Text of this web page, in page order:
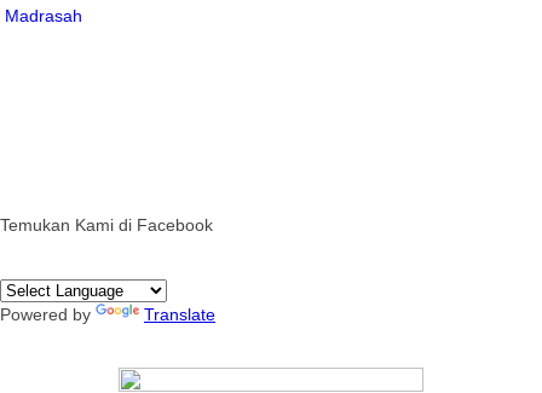
Temukan Kami di Facebook
Powered by Translate